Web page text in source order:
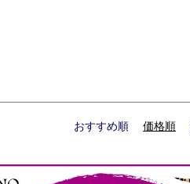
おすすめ順 価格順